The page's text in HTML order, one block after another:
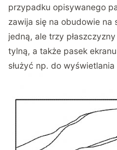
przypadku opisywanego
zawija się na obudowie na
jedną, ale trzy
tylną, a także pasek
służyć np. do